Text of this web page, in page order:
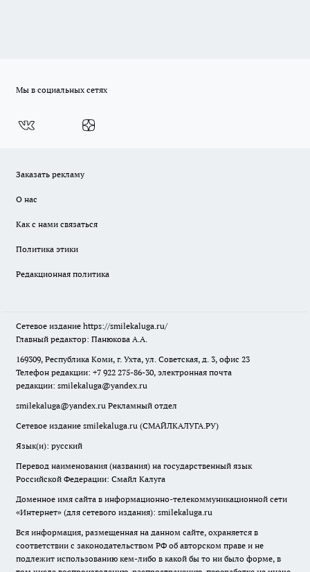
Мы в социальных сетях
Заказать рекламу
О нас
Как с нами связаться
Политика этики
Редакционная политика
Сетевое издание https://smilekaluga.ru/
Главный редактор: Панюкова А.А.
169309, Республика Коми, г. Ухта, ул. Советская, д. 3, офис 23
Телефон редакции: +7 922 275-86-30, электронная почта
редакции: smilekaluga@yandex.ru
smilekaluga@yandex.ru Рекламный отдел
Сетевое издание smilekaluga.ru (СМАЙЛКАЛУГА.РУ)
Язык(и): русский
Перевод наименования (названия) на государственный язык
Российской Федерации: Смайл Калуга
Доменное имя сайта в информационно-телекоммуникационной сети
«Интернет» (для сетевого издания): smilekaluga.ru
Вся информация, размещенная на данном сайте, охраняется в
соответствии с законодательством РФ об авторском праве и не
подлежит использованию кем-либо в какой бы то ни было форме, в